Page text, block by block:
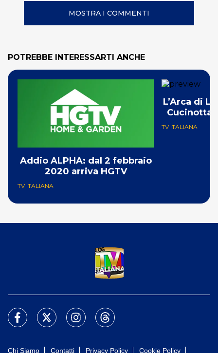
MOSTRA I COMMENTI
POTREBBE INTERESSARTI ANCHE
Addio ALPHA: dal 2 febbraio
2020 arriva HGTV
TV ITALIANA
L’Arca di
Cucinotta
TV ITALIANA
Chi Siamo Contatti Privacy Policy Cookie Policy